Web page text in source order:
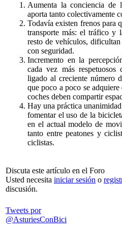
Aumenta la conciencia de
aporta tanto colectivamente
Todavía existen frenos para
transporte más: el tráfico y
resto de vehículos,
con seguridad.
Incremento en la
cada vez más respetuosos
ligado al creciente número
que poco a poco se
coches deben compartir
Hay una práctica
fomentar el uso de la
en el actual modelo de
tanto entre peatones y
ciclistas.
Discuta este artículo en el Foro
Usted necesita iniciar sesión o
discusión.
Tweets por
@AsturiesConBici